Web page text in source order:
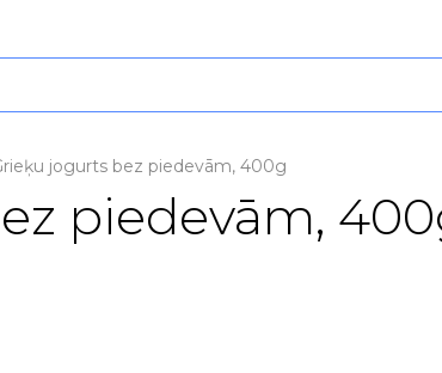
jogurts bez piedevām, 400g
piedevām,